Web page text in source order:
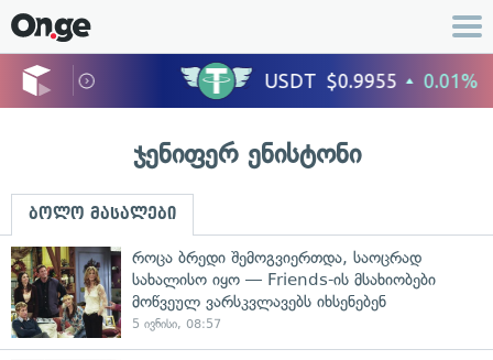
ჯენიფერ ენისტონი
ბოლო მასალები
როცა ბრედი შემოგვიერთდა, საოცრად
სახალისო იყო — Friends-ის მსახიობები
მოწვეულ ვარსკვლავებს იხსენებენ
5 ივნისი, 08:57